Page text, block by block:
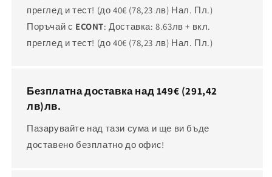
преглед и тест! (до 40€ (78,23 лв) Нал. Пл.)
Поръчай с ECONT: Доставка: 8.63лв + вкл.
преглед и тест! (до 40€ (78,23 лв) Нал. Пл.)
Безплатна доставка над 149€ (291,42
лв)лв.
Пазарувайте над тази сума и ще ви бъде
доставено безплатно до офис!